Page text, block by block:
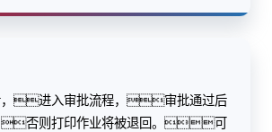
，进入审批流程，审批通过后
否则打印作业将被退回。可